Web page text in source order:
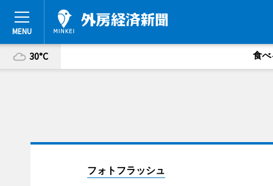
30°C 食べ
フォトフラッシュ